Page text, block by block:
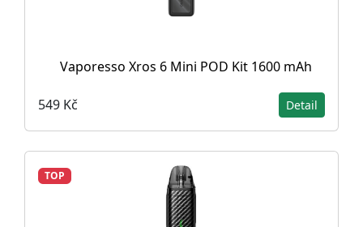
Vaporesso Xros 6 Mini POD Kit 1600 mAh
549 Kč Detail
TOP